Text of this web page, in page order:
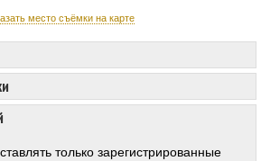
место съёмки на карте
только зарегистрированные